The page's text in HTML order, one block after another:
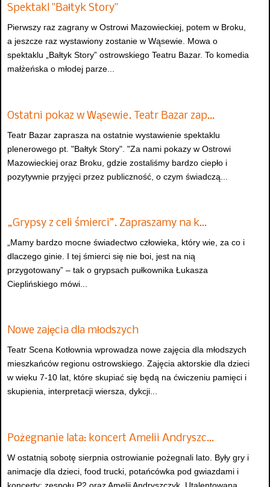
Spektakl "Bałtyk Story"
Pierwszy raz zagrany w Ostrowi Mazowieckiej, potem w Broku,
a jeszcze raz wystawiony zostanie w Wąsewie. Mowa o
spektaklu „Bałtyk Story” ostrowskiego Teatru Bazar. To komedia
małżeńska o młodej parze...
Ostatni pokaz w Wąsewie. Teatr Bazar zap…
Teatr Bazar zaprasza na ostatnie wystawienie spektaklu
plenerowego pt. "Bałtyk Story". "Za nami pokazy w Ostrowi
Mazowieckiej oraz Broku, gdzie zostaliśmy bardzo ciepło i
pozytywnie przyjęci przez publiczność, o czym świadczą...
„Grypsy z celi śmierci”. Zapraszamy na k…
„Mamy bardzo mocne świadectwo człowieka, który wie, za co i
dlaczego ginie. I tej śmierci się nie boi, jest na nią
przygotowany” – tak o grypsach pułkownika Łukasza
Cieplińskiego mówi...
Nowe zajęcia dla młodszych
Teatr Scena Kotłownia wprowadza nowe zajęcia dla młodszych
mieszkańców regionu ostrowskiego. Zajęcia aktorskie dla dzieci
w wieku 7-10 lat, które skupiać się będą na ćwiczeniu pamięci i
skupienia, interpretacji wiersza, dykcji...
Pożegnanie lata: koncert Amelii Andryszc…
W ostatnią sobotę sierpnia ostrowianie pożegnali lato. Były gry i
animacje dla dzieci, food trucki, potańcówka pod gwiazdami i
koncerty: zespołu P2 oraz Amelii Andryszczyk. Utalentowana